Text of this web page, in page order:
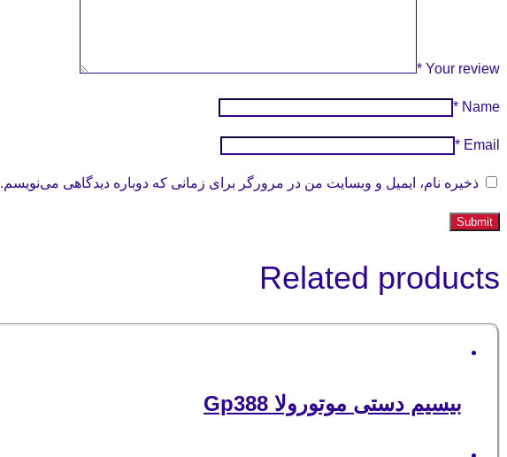
Your review
*
Name
*
Email
*
ذخیره نام، ایمیل و وبسایت من در مرورگر برای زمانی که دوباره دیدگاهی می‌نویسم.
Related products
بیسیم دستی موتورولا Gp388